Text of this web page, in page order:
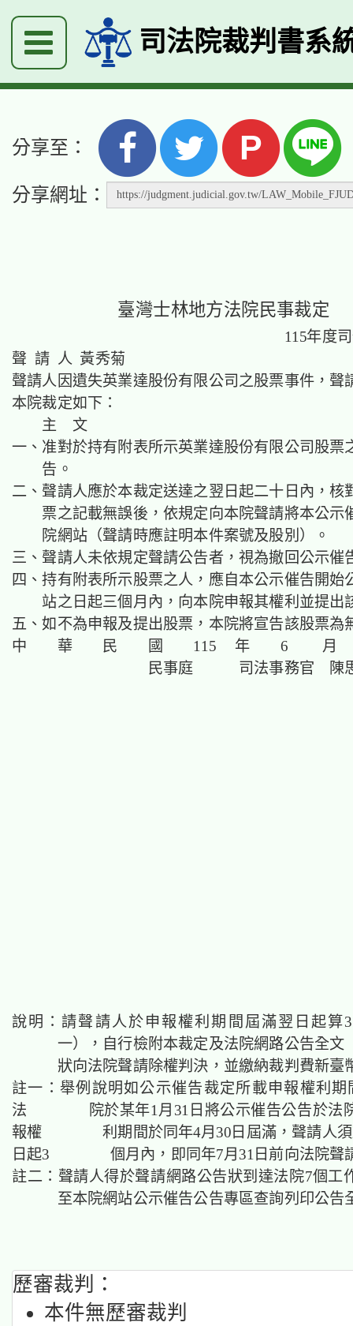
司法院裁判書系
分享至： P
分享網址：
臺灣士林地方法院民事裁定
115年度
聲 請 人 黃秀菊
聲請人因遺失英業達股份有限公司之股票事件，聲
本院裁定如下：
主 文
一、准對於持有附表所示英業達股份有限公司股票
告。
二、聲請人應於本裁定送達之翌日起二十日內，核
票之記載無誤後，依規定向本院聲請將本公示
院網站（聲請時應註明本件案號及股別）。
三、聲請人未依規定聲請公告者，視為撤回公示催
四、持有附表所示股票之人，應自本公示催告開始
站之日起三個月內，向本院申報其權利並提出
五、如不為申報及提出股票，本院將宣告該股票為
中 華 民 國 115 年 6
民事庭 司法事務官 陳思
說明：請聲請人於申報權利期間屆滿翌日起算
一），自行檢附本裁定及法院網路公告全文
狀向法院聲請除權判決，並繳納裁判費新臺
註一：舉例說明如公示催告裁定所載申報權利期
法 院於某年1月31日將公示催告公告於法院
報權 利期間於同年4月30日屆滿，聲請人須
日起3 個月內，即同年7月31日前向法院聲
註二：聲請人得於聲請網路公告狀到達法院7個工
至本院網站公示催告公告專區查詢列印公告
歷審裁判：
本件無歷審裁判